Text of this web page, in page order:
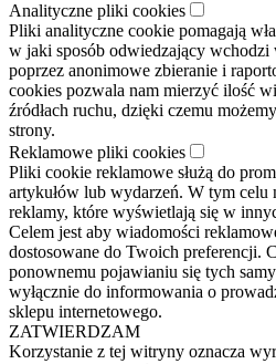
Analityczne pliki cookies
Pliki analityczne cookie pomagają
w jaki sposób odwiedzający wchodzi
poprzez anonimowe zbieranie i
cookies pozwala nam mierzyć ilość
źródłach ruchu, dzięki czemu
strony.
Reklamowe pliki cookies
Pliki cookie reklamowe służą do
artykułów lub wydarzeń. W tym
reklamy, które wyświetlają się w
Celem jest aby wiadomości
dostosowane do Twoich preferencji.
ponownemu pojawianiu się tych
wyłącznie do informowania o
sklepu internetowego.
ZATWIERDZAM
Korzystanie z tej witryny oznacza